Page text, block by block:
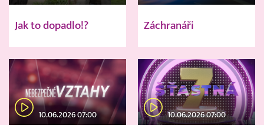
Jak to dopadlo!? Záchranáři
10.06.2026 07:00 10.06.2026 07:00